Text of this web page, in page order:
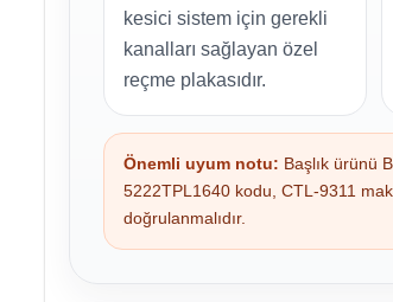
kesici sistem için gerekli
kanalları sağlayan özel
reçme plakasıdır.
Önemli uyum notu: Başlık ürünü
5222TPL1640 kodu, CTL-9311
doğrulanmalıdır.